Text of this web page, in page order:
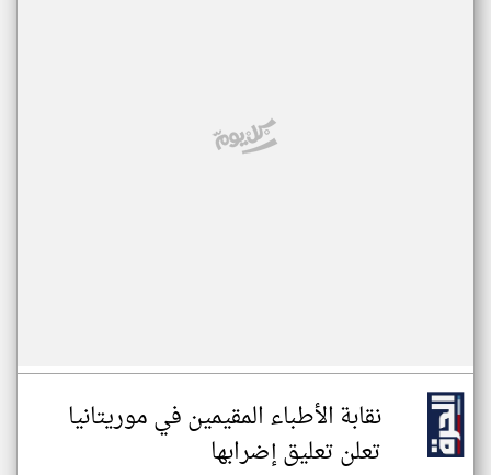
نقابة الأطباء المقيمين في موريتانيا
تعلن تعليق إضرابها